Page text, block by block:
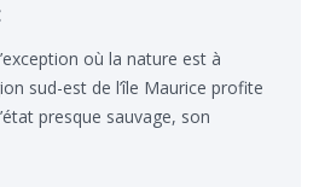
où la nature est à
sud-est de l’île Maurice profite
presque sauvage, son